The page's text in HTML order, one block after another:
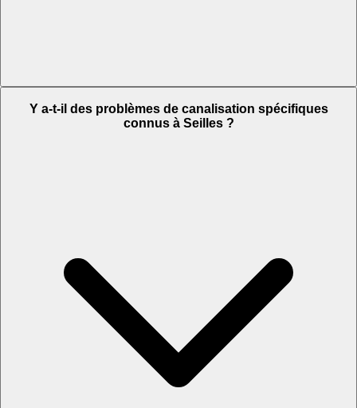
Y a-t-il des problèmes de canalisation spécifiques
connus à Seilles ?